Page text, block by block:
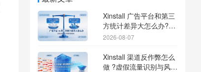
Xinstall 广告平台和第三
方统计差异大怎么办?数
据误差排查指南
2026-08-07
Xinstall 渠道反作弊怎么
做 ?虚假流量识别与风控